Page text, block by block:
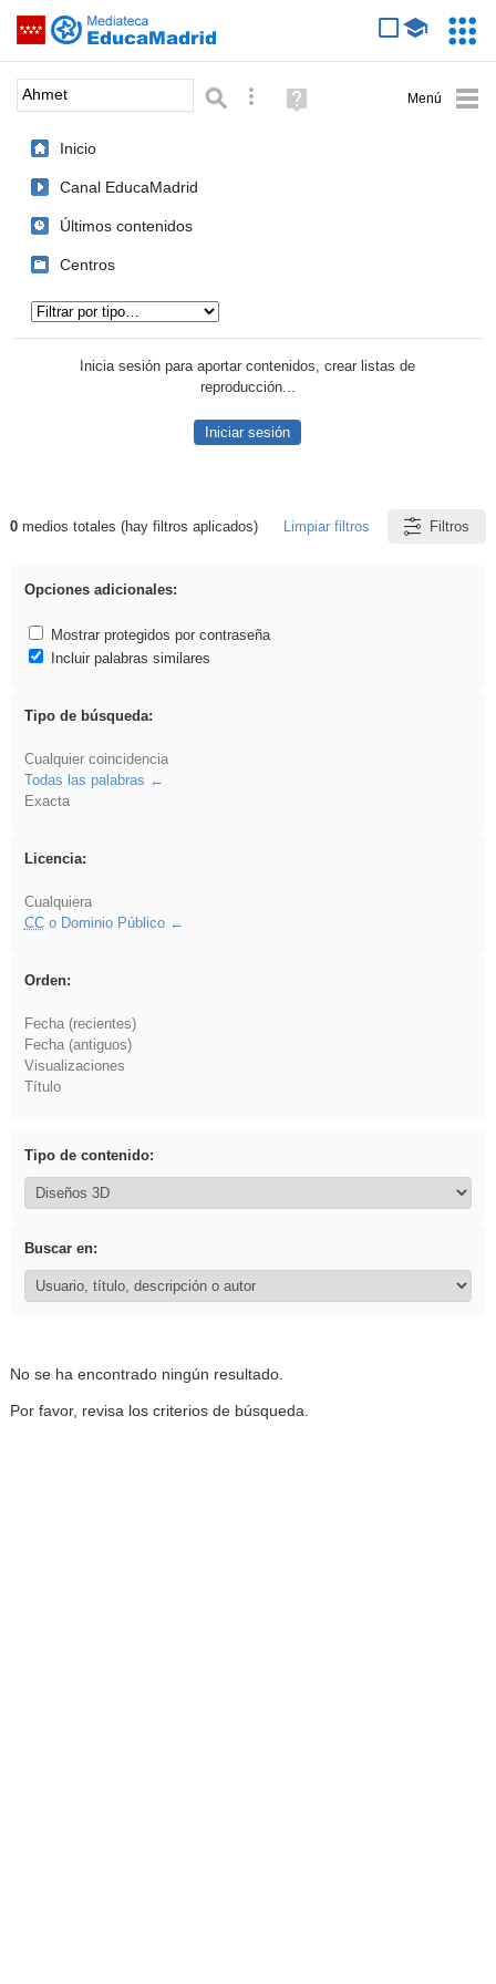
Saltar navegación
Palabra o frase: Búsqueda avanzada
Ayuda
(en
Inicio
Canal EducaMadrid
Últimos contenidos
Centros
Inicia sesión para aportar contenidos, crear listas de
reproducción...
Iniciar sesión
Resultados de: Ahmet
0medios totales (hay filtros aplicados) Limpiar filtros Filtros
Opciones adicionales:
Mostrar protegidos por contraseña
Incluir palabras similares
Tipo de búsqueda:
Cualquier coincidencia
Todas las palabras
Exacta
Licencia:
Cualquiera
CCo Dominio Público
Orden:
Fecha (recientes)
Fecha (antiguos)
Visualizaciones
Título
Tipo de contenido:
Buscar en:
No se ha encontrado ningún resultado.
Por favor, revisa los criterios de búsqueda.